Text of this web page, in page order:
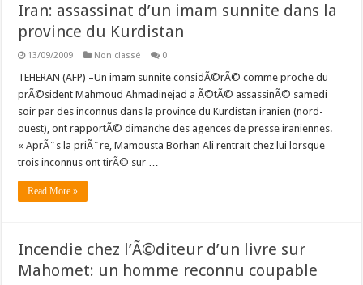
Iran: assassinat d’un imam sunnite dans la
province du Kurdistan
13/09/2009 Non classé 0
TEHERAN (AFP) –Un imam sunnite considÃ©rÃ© comme proche du
prÃ©sident Mahmoud Ahmadinejad a Ã©tÃ© assassinÃ© samedi
soir par des inconnus dans la province du Kurdistan iranien (nord-
ouest), ont rapportÃ© dimanche des agences de presse iraniennes.
« AprÃ¨s la priÃ¨re, Mamousta Borhan Ali rentrait chez lui lorsque
trois inconnus ont tirÃ© sur …
Read More »
Incendie chez l’Ã©diteur d’un livre sur
Mahomet: un homme reconnu coupable